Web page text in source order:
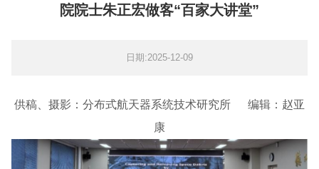
院院士朱正宏做客“百家大讲堂”
日期:2025-12-09
供稿、摄影：分布式航天器系统技术研究所 编辑：赵亚
康